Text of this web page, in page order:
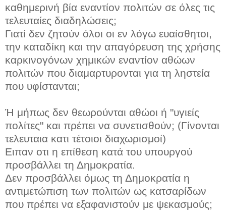
καθημερινή βία εναντίον πολιτών σε όλες τις
τελευταίες διαδηλώσεις;
Γιατί δεν ζητούν όλοι οι εν λόγω ευαίσθητοι,
την καταδίκη και την απαγόρευση της χρήσης
καρκινογόνων χημικών εναντίον αθώων
πολιτών που διαμαρτυρονται για τη ληστεία
που υφίστανται;
Ή μήπως δεν θεωρούνται αθώοι ή "υγιείς
πολίτες" και πρέπει να συνετισθούν; (Γίνονται
τελευταια κατι τέτοιοι διαχωρισμοί)
Ειπαν οτι η επίθεση κατά του υπουργού
προσβάλλει τη Δημοκρατία.
Δεν προσβάλλει όμως τη Δημοκρατία η
αντιμετώπιση των πολιτών ως κατσαρίδων
που πρέπει να εξαφανιστούν με ψεκασμούς;